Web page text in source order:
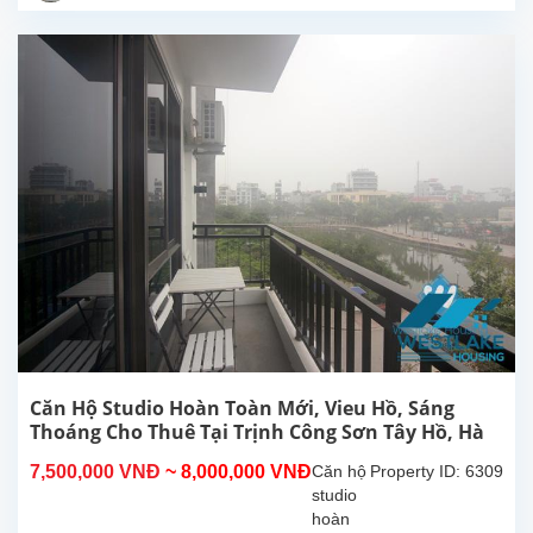
căn hộ
đươc
lắp đặt
các
trang
thiết bị,
nội
thất...
Căn Hộ Studio Hoàn Toàn Mới, Vieu Hồ, Sáng
Thoáng Cho Thuê Tại Trịnh Công Sơn Tây Hồ, Hà
7,500,000 VNĐ ~ 8,000,000 VNĐ Property ID: 6309
Căn hộ
studio
hoàn